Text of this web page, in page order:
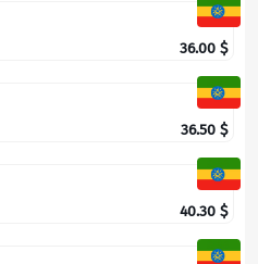
36.00 $
36.50 $
40.30 $